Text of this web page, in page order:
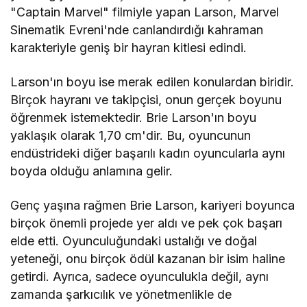
"Captain Marvel" filmiyle yapan Larson, Marvel
Sinematik Evreni'nde canlandırdığı kahraman
karakteriyle geniş bir hayran kitlesi edindi.
Larson'ın boyu ise merak edilen konulardan biridir.
Birçok hayranı ve takipçisi, onun gerçek boyunu
öğrenmek istemektedir. Brie Larson'ın boyu
yaklaşık olarak 1,70 cm'dir. Bu, oyuncunun
endüstrideki diğer başarılı kadın oyuncularla aynı
boyda olduğu anlamına gelir.
Genç yaşına rağmen Brie Larson, kariyeri boyunca
birçok önemli projede yer aldı ve pek çok başarı
elde etti. Oyunculuğundaki ustalığı ve doğal
yeteneği, onu birçok ödül kazanan bir isim haline
getirdi. Ayrıca, sadece oyunculukla değil, aynı
zamanda şarkıcılık ve yönetmenlikle de